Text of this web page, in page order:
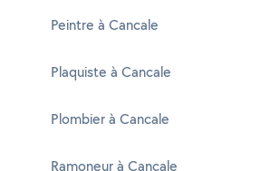
Peintre à Cancale
Plaquiste à Cancale
Plombier à Cancale
Ramoneur à Cancale